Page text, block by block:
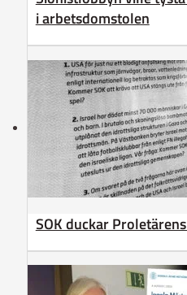
i arbetsdomstolen
SOK duckar